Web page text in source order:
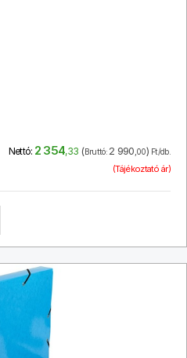
Nettó: 2 354,33 (Bruttó:2 990,00) Ft/db.
(Tájékoztató ár)